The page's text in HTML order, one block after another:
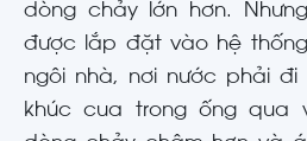
dòng chảy lớn hơn.
được lắp đặt vào hệ
ngôi nhà, nơi nước phải
khúc cua trong ống qua